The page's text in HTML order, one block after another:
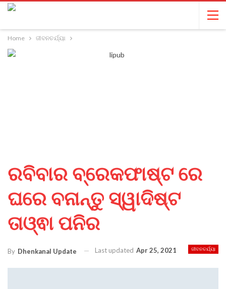
Home ଜୀବନଚର୍ଯ୍ୟା
ରବିବାର ବ୍ରେକଫାଷ୍ଟ ରେ
ଘରେ ବନାନ୍ତୁ ସ୍ୱାଦିଷ୍ଟ
ତାଓ୍ଵା ପନିର
ଜୀବନଚର୍ଯ୍ୟା
By Dhenkanal Update Last updated Apr 25, 2021